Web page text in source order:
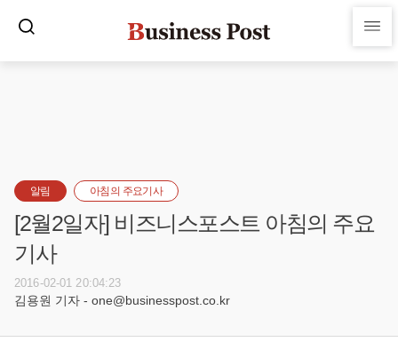
알림 아침의 주요기사
[2월2일자] 비즈니스포스트 아침의 주요
기사
2016-02-01 20:04:23
김용원 기자 - one@businesspost.co.kr